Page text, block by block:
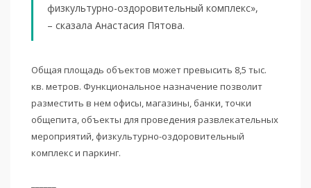
физкультурно-оздоровительный комплекс»,
– сказала Анастасия Пятова.
Общая площадь объектов может превысить 8,5 тыс.
кв. метров. Функциональное назначение позволит
разместить в нем офисы, магазины, банки, точки
общепита, объекты для проведения развлекательных
мероприятий, физкультурно-оздоровительный
комплекс и паркинг.